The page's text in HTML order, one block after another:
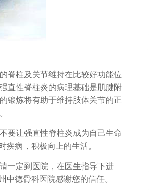
柱及关节维持在比较好功能位
直性脊柱炎的病理基础是肌腱附
锻炼将有助于维持肢体关节的正
让强直性脊柱炎成为自己生命
疾病，积极向上的生活。
一定到医院，在医生指导下进
中德骨科医院感谢您的信任。